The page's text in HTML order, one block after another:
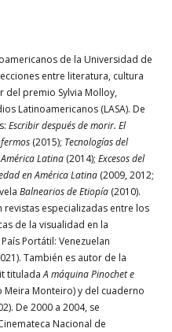
de la Universidad de
entre literatura, cultura
del premio Sylvia Molloy,
Latinoamericanos (LASA). De
Escribir después de morir. El
(2015); Tecnologías del
Latina (2014);Excesos del
en América Latina (2009, 2012;
Balnearios de Etiopía (2010).
especializadas entre los
de la visualidad en la
Portátil: Venezuelan
También es autor de la
tituladaA máquina Pinochet e
Meira Monteiro) y del cuaderno
De 2000 a 2004, se
Nacional de